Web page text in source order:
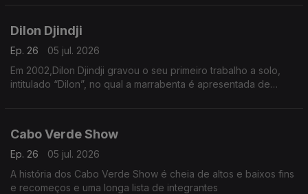
Dilon Djindji
Ep. 26
05 jul. 2026
Em 2002,Dilon Djindji gravou o seu primeiro trabalho a solo,
intitulado “Dilon”, no qual a marrabenta é apresentada de
Cabo Verde Show
Ep. 26
05 jul. 2026
A história dos Cabo Verde Show é cheia de altos e baixos fins
e recomeços e uma longa lista de integrantes